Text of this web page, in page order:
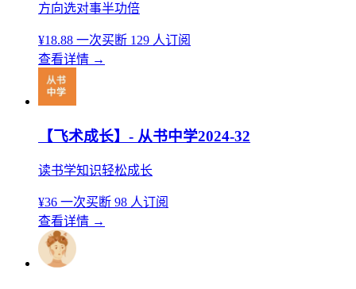
方向选对事半功倍
¥18.88 一次买断 129 人订阅
查看详情 →
【飞术成长】- 从书中学2024-32
读书学知识轻松成长
¥36 一次买断 98 人订阅
查看详情 →